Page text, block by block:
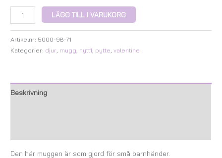
LÄGG TILL I VARUKORG
Artikelnr: 5000-98-71
Kategorier: djur mugg nytt1 pytte ,valentine
Beskrivning
Den här muggen är som gjord för små barnhänder.